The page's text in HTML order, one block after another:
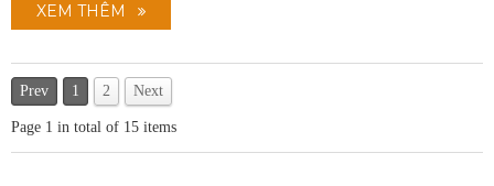
sửa chữa máy tính, laptop của bạn tại nhà khi gặp nhé.
XEM THÊM
Prev 1 2 Next
Page 1 in total of 15 items